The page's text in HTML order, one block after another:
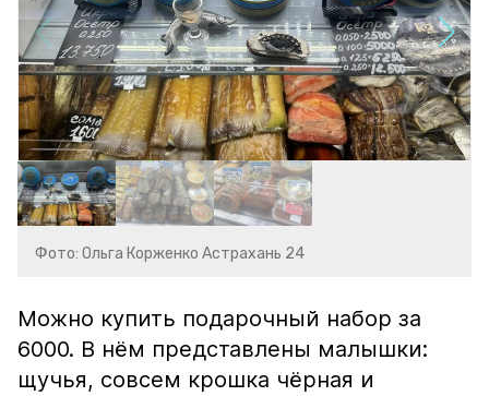
Фото: Ольга Корженко Астрахань 24
Можно купить подарочный набор за
6000. В нём представлены малышки:
щучья, совсем крошка чёрная и